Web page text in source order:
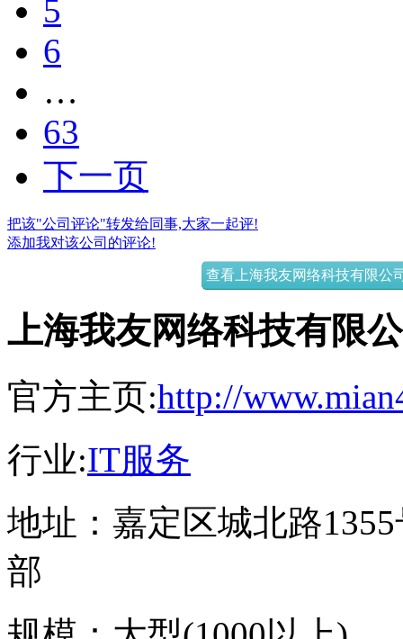
5
6
…
63
下一页
把该"公司评论"转发给同事,大家一起评!
添加我对该公司的评论!
查看上海我友网络科技有限公
上海我友网络科技有限
官方主页:http://
行业:IT服务
地址： 嘉定区城北路
部